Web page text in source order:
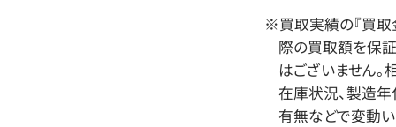
※買取実績の『買取
際の買取額を保
はございません。
在庫状況、製造年
有無などで変動い